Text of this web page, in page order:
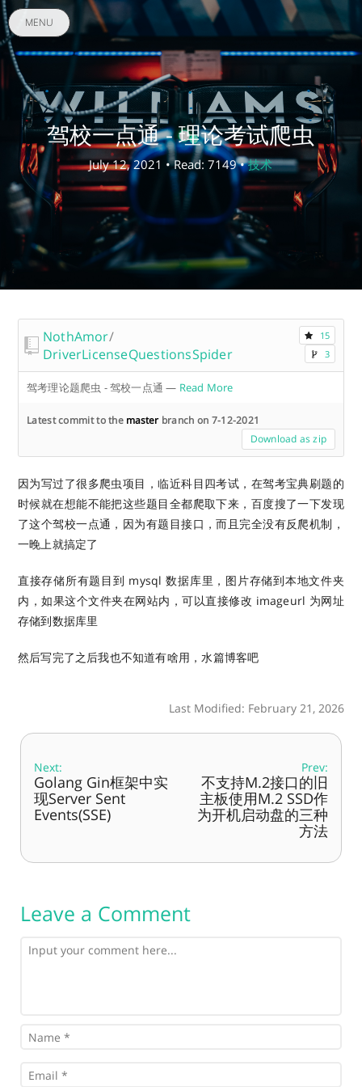
MENU
驾校一点通 - 理论考试爬虫
July 12, 2021 • Read: 7149 •技术
NothAmor/
DriverLicenseQuestionsSpider
15
3
驾考理论题爬虫 - 驾校一点通 — Read More
Latest commit to the masterbranch on 7-12-2021
Download as zip
因为写过了很多爬虫项目，临近科目四考试，在驾考宝典刷题的
时候就在想能不能把这些题目全都爬取下来，百度搜了一下发现
了这个驾校一点通，因为有题目接口，而且完全没有反爬机制，
一晚上就搞定了
直接存储所有题目到 mysql 数据库里，图片存储到本地文件夹
内，如果这个文件夹在网站内，可以直接修改 imageurl 为网址
存储到数据库里
然后写完了之后我也不知道有啥用，水篇博客吧
Last Modified: February 21, 2026
Next:
Golang Gin框架中实
现Server Sent
Events(SSE)
Prev:
不支持M.2接口的旧
主板使用M.2 SSD作
为开机启动盘的三种
方法
Leave a Comment